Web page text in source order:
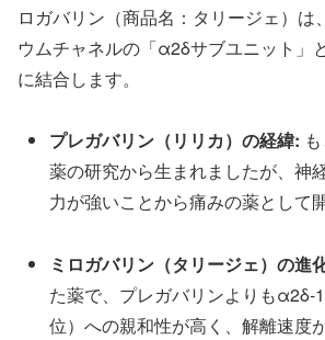
ロガバリン（商品名：タリージェ）は
ウムチャネルの「α2δサブユニット」
に結合します。
プレガバリン（リリカ）の経緯:
薬の研究から生まれましたが、神
力が強いことから痛みの薬として
ミロガバリン（タリージェ）の進
た薬で、プレガバリンよりもα2δ-
位）への親和性が高く、解離速度